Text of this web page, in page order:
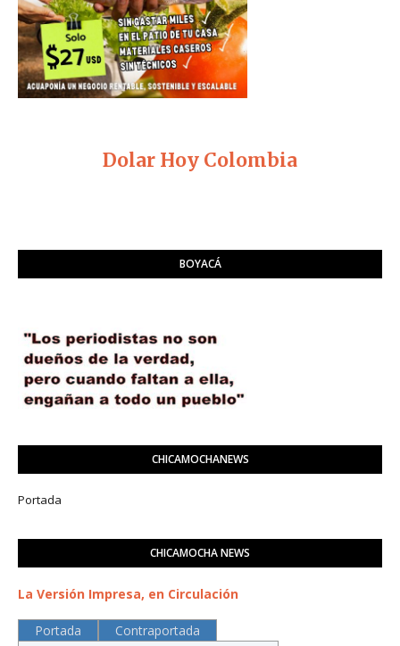
Dolar Hoy Colombia
BOYACÁ
CHICAMOCHANEWS
Portada
CHICAMOCHA NEWS
La Versión Impresa, en Circulación
Portada Contraportada